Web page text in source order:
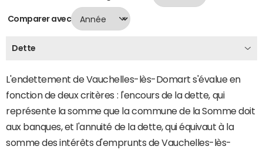
Comparer avec
Dette
L'endettement de Vauchelles-lès-Domart s'évalue en
fonction de deux critères : l'encours de la dette, qui
représente la somme que la commune de la Somme doit
aux banques, et l'annuité de la dette, qui équivaut à la
somme des intérêts d'emprunts de Vauchelles-lès-